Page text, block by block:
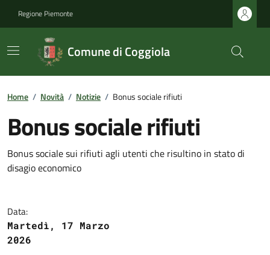
Regione Piemonte
Comune di Coggiola
Home / Novità / Notizie / Bonus sociale rifiuti
Bonus sociale rifiuti
Bonus sociale sui rifiuti agli utenti che risultino in stato di
disagio economico
Data:
Martedì, 17 Marzo
2026